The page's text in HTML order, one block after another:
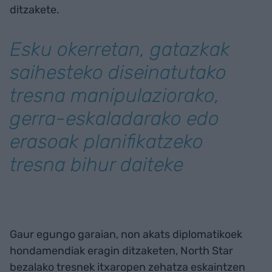
ditzakete.
Esku okerretan, gatazkak
saihesteko diseinatutako
tresna manipulaziorako,
gerra-eskaladarako edo
erasoak planifikatzeko
tresna bihur daiteke
Gaur egungo garaian, non akats diplomatikoek
hondamendiak eragin ditzaketen, North Star
bezalako tresnek itxaropen zehatza eskaintzen